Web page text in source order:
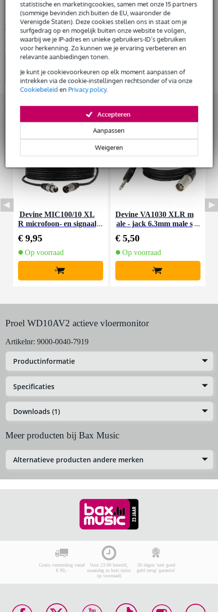
statistische en marketingcookies, samen met onze 15 partners
(sommige bevinden zich buiten de EU, waaronder de
Verenigde Staten). Deze cookies stellen ons in staat om je
surfgedrag op en mogelijk buiten onze website te volgen,
waarbij we je IP-adres en unieke gebruikers-ID’s gebruiken
voor herkenning. Zo kunnen we je ervaring verbeteren en
relevante aanbiedingen tonen.
Je kunt je cookievoorkeuren op elk moment aanpassen of
intrekken via de cookie-instellingen rechtsonder of via onze
Cookiebeleiden Privacy policy.
Weigeren
Aanpassen
Accepteren
Huur dit product
max. SPL: 123 dB
Bekijk alle productspecificaties
Bekijk ook eens (4)
Accessoires (8)
Devine MIC100/10 XL
R microfoon- en signaal
€ 9,95
Op voorraad
+
Devine VA1030 XLR m
ale - jack 6.3mm male s
€ 5,50
Op voorraad
+
Proel WD10AV2 actieve vloermonitor
Artikelnr: 9000-0040-7919
Productinformatie
Specificaties
Downloads (1)
Meer producten bij Bax Music
Alternatieve producten andere merken
Gratis verzending vanaf
€ 99,-
Voor 23:00 besteld,
maandag in huis (mits
op voorraad)
30 dagen 'niet goed
geld terug' garantie!